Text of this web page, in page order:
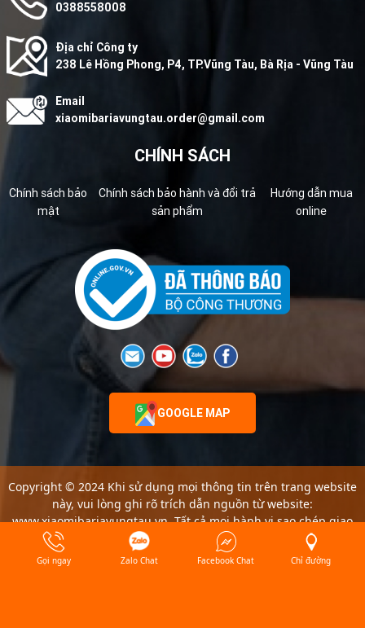
0388558008
Địa chỉ Công ty
238 Lê Hồng Phong, P4, TP.Vũng Tàu, Bà Rịa - Vũng Tàu
Email
xiaomibariavungtau.order@gmail.com
CHÍNH SÁCH
Chính sách bảo
mật
Chính sách bảo hành và đổi trả
sản phẩm
Hướng dẫn mua
online
GOOGLE MAP
Copyright © 2024 Khi sử dụng mọi thông tin trên trang website
này, vui lòng ghi rõ trích dẫn nguồn từ website:
www.xiaomibariavungtau.vn. Tất cả mọi hành vi sao chép giao
diện website đều là vi phạm bản quyền của CÔNG TY TNHH
THIẾT BỊ THÔNG MINH VÀ CÔNG NGHỆ BÀ RỊA VŨNG TÀU.
Gọi ngay Zalo Chat Facebook Chat Chỉ đường